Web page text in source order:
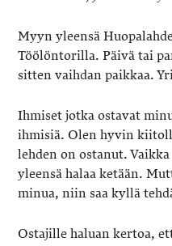
Myyn yleensä
Töölöntorilla. Päivä tai
sitten vaihdan paikkaa.
Ihmiset jotka ostavat
ihmisiä. Olen hyvin
lehden on ostanut.
yleensä halaa ketään.
minua, niin saa kyllä
Ostajille haluan kertoa,